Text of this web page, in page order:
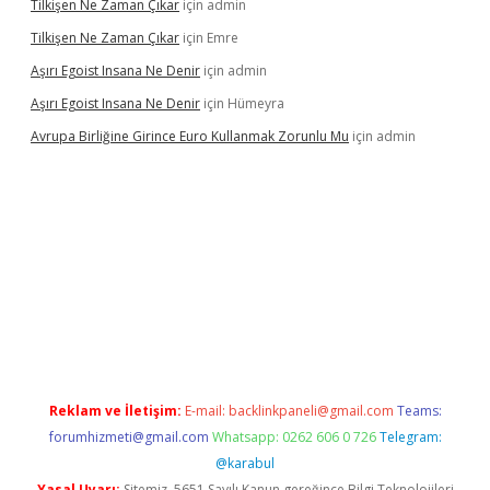
Tilkişen Ne Zaman Çıkar için admin
Tilkişen Ne Zaman Çıkar için Emre
Aşırı Egoist Insana Ne Denir için admin
Aşırı Egoist Insana Ne Denir için Hümeyra
Avrupa Birliğine Girince Euro Kullanmak Zorunlu Mu için admin
Reklam ve İletişim: E-mail: backlinkpaneli@gmail.com Teams:
forumhizmeti@gmail.com Whatsapp: 0262 606 0 726 Telegram:
@karabul